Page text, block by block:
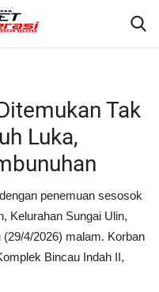
Tak
Luka,
penemuan sesosok
Kelurahan Sungai Ulin,
4/2026) malam. Korban
Bincau Indah II,